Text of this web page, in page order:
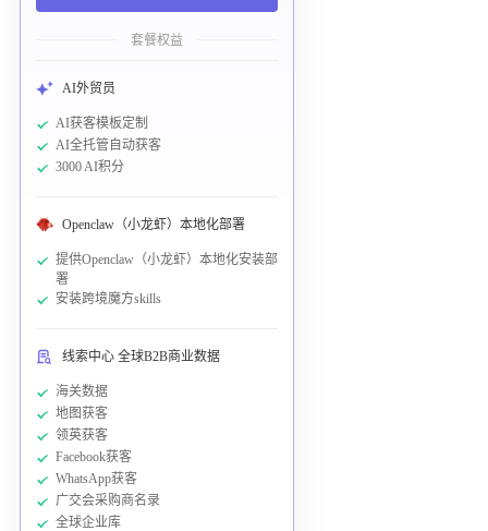
套餐权益
AI外贸员
AI获客模板定制
AI全托管自动获客
3000 AI积分
Openclaw（小龙虾）本地化部署
提供Openclaw（小龙虾）本地化安装部
署
安装跨境魔方skills
线索中心 全球B2B商业数据
海关数据
地图获客
领英获客
Facebook获客
WhatsApp获客
广交会采购商名录
全球企业库